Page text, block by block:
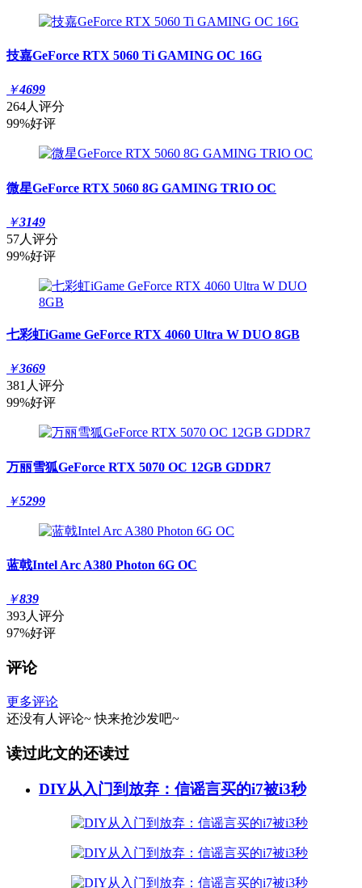
技嘉GeForce RTX 5060 Ti GAMING OC 16G
￥4699
264人评分
99%好评
微星GeForce RTX 5060 8G GAMING TRIO OC
￥3149
57人评分
99%好评
七彩虹iGame GeForce RTX 4060 Ultra W DUO 8GB
￥3669
381人评分
99%好评
万丽雪狐GeForce RTX 5070 OC 12GB GDDR7
￥5299
蓝戟Intel Arc A380 Photon 6G OC
￥839
393人评分
97%好评
评论
更多评论
还没有人评论~ 快来抢沙发吧~
读过此文的还读过
DIY从入门到放弃：信谣言买的i7被i3秒